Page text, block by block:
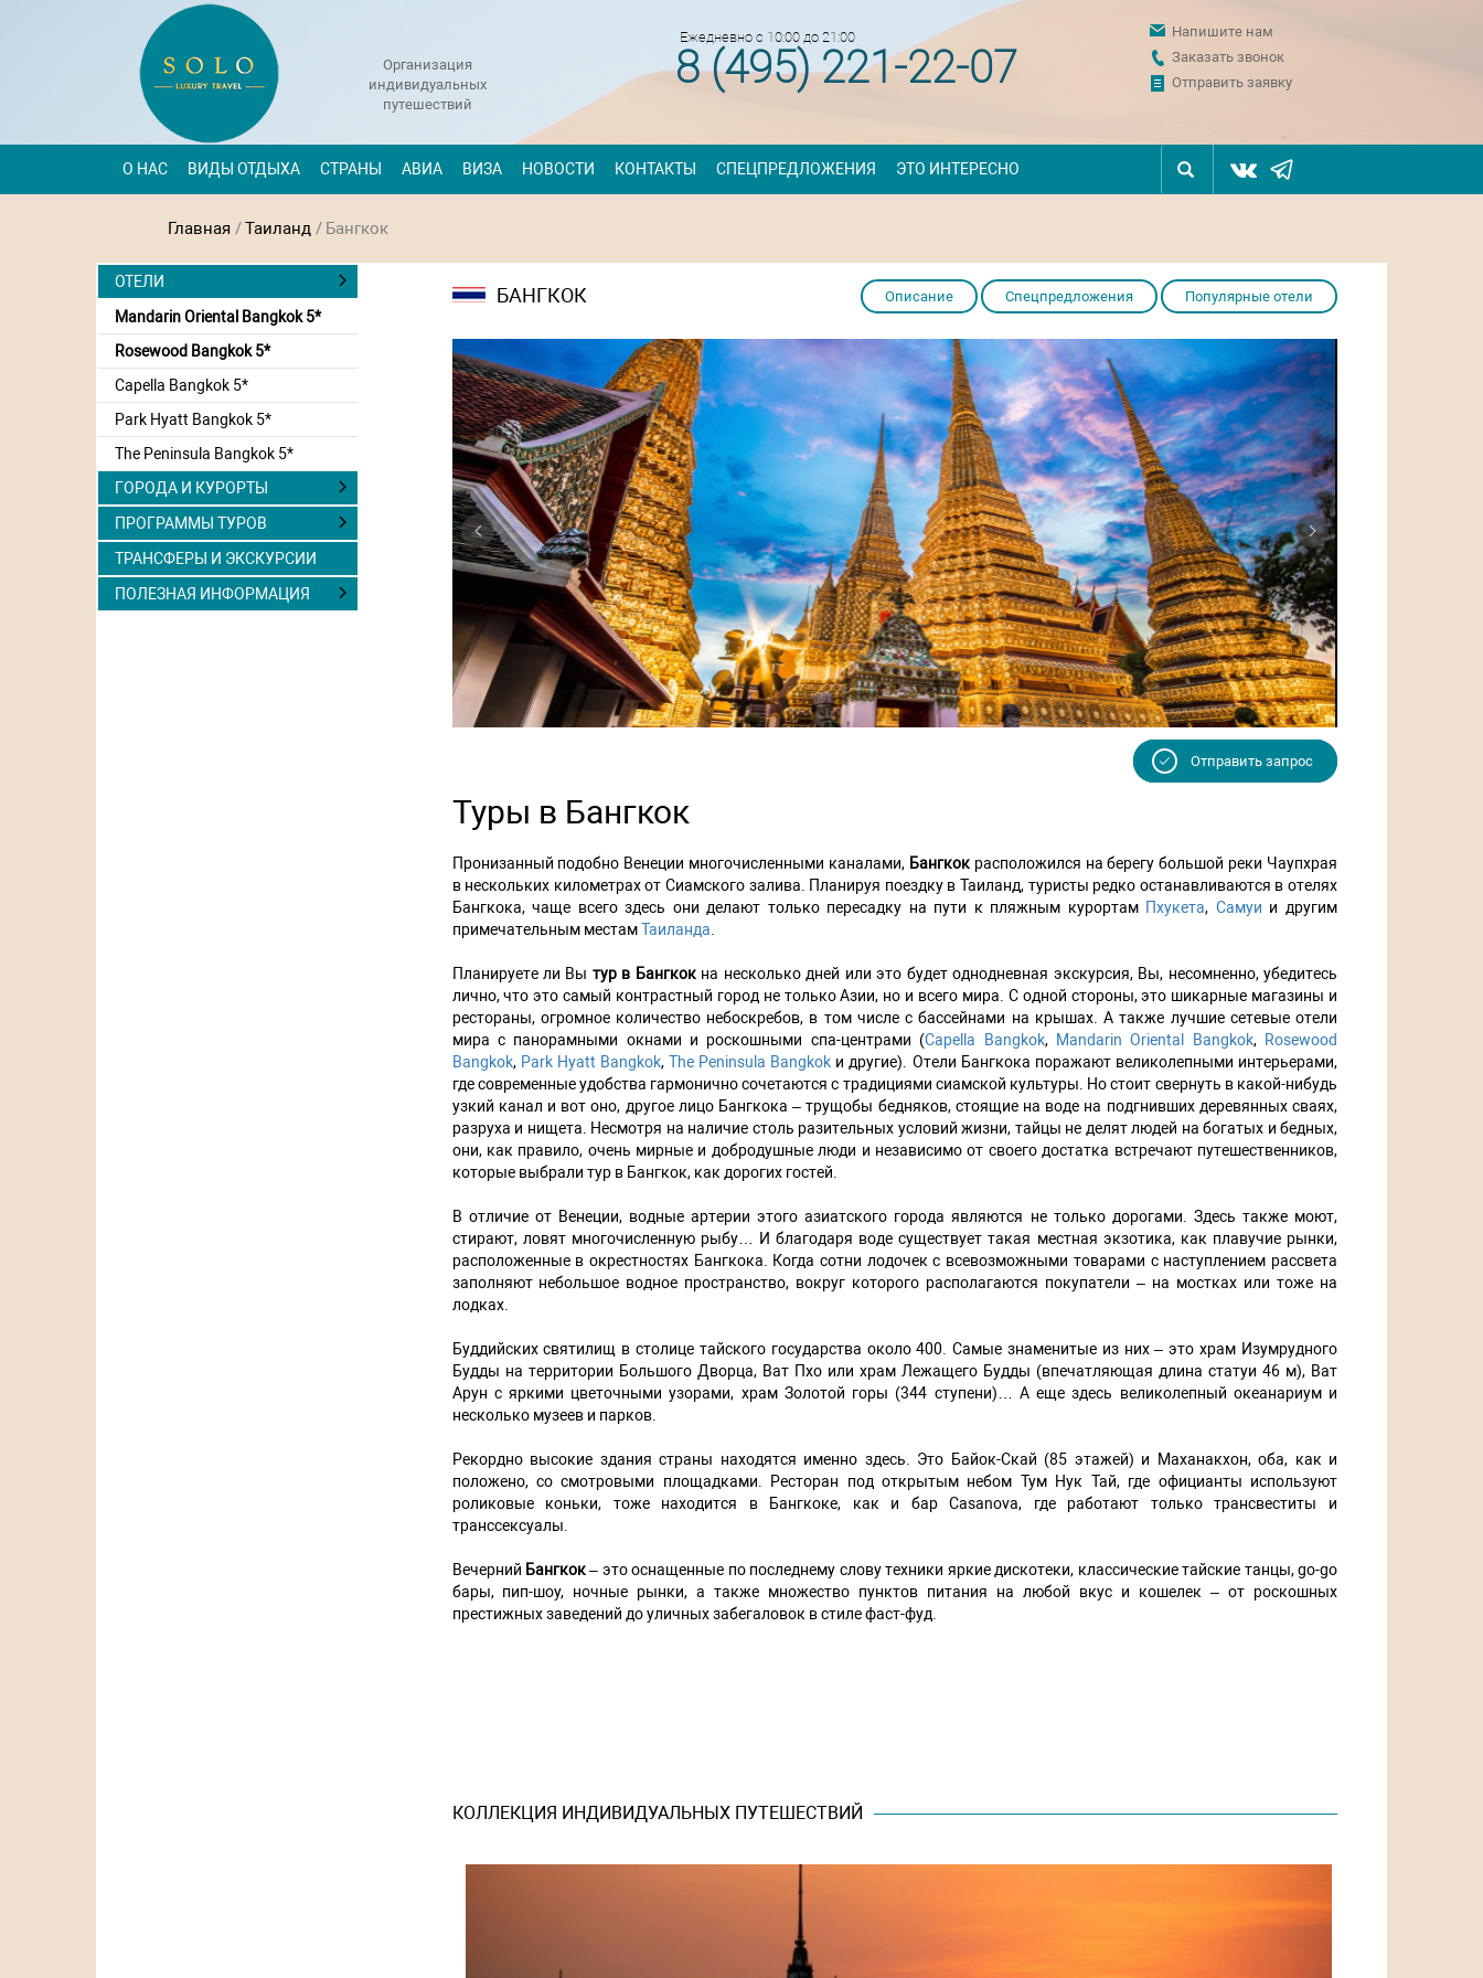
Организация
индивидуальных
путешествий
Ежедневно с 10:00 до 21:00
8 (495) 221-22-07
Напишите нам
Заказать звонок
Отправить заявку
О НАС ВИДЫ ОТДЫХА СТРАНЫ АВИА ВИЗА НОВОСТИ КОНТАКТЫ СПЕЦПРЕДЛОЖЕНИЯ ЭТО ИНТЕРЕСНО
Главная /Таиланд / Бангкок
ОТЕЛИ
Mandarin Oriental Bangkok 5*
Rosewood Bangkok 5*
Capella Bangkok 5*
Park Hyatt Bangkok 5*
The Peninsula Bangkok 5*
ГОРОДА И КУРОРТЫ
ПРОГРАММЫ ТУРОВ
ТРАНСФЕРЫ И ЭКСКУРСИИ
ПОЛЕЗНАЯ ИНФОРМАЦИЯ
БАНГКОК Описание Спецпредложения Популярные отели
Previous Next
Отправить запрос
Туры в Бангкок
Пронизанный подобно Венеции многочисленными каналами, Бангкокрасположился на берегу большой реки Чаупхрая
в нескольких километрах от Сиамского залива. Планируя поездку в Таиланд, туристы редко останавливаются в отелях
Бангкока, чаще всего здесь они делают только пересадку на пути к пляжным курортам Пхукета, Самуи и другим
примечательным местамТаиланда
Планируете ли Вы тур в Бангкокна несколько дней или это будет однодневная экскурсия, Вы, несомненно, убедитесь
лично, что это самый контрастный город не только Азии, но и всего мира. С одной стороны, это шикарные магазины и
рестораны, огромное количество небоскребов, в том числе с бассейнами на крышах. А также лучшие сетевые отели
мира с панорамными окнами и роскошными спа-центрами (Capella Bangkok, Mandarin Oriental Bangkok, Rosewood
Bangkok, Park Hyatt Bangkok, The Peninsula Bangkok и другие). Отели Бангкока поражают великолепными интерьерами,
где современные удобства гармонично сочетаются с традициями сиамской культуры. Но стоит свернуть в какой-нибудь
узкий канал и вот оно, другое лицо Бангкока – трущобы бедняков, стоящие на воде на подгнивших деревянных сваях,
разруха и нищета. Несмотря на наличие столь разительных условий жизни, тайцы не делят людей на богатых и бедных,
они, как правило, очень мирные и добродушные люди и независимо от своего достатка встречают путешественников,
которые выбрали тур в Бангкок, как дорогих гостей.
В отличие от Венеции, водные артерии этого азиатского города являются не только дорогами. Здесь также моют,
стирают, ловят многочисленную рыбу… И благодаря воде существует такая местная экзотика, как плавучие рынки,
расположенные в окрестностях Бангкока. Когда сотни лодочек с всевозможными товарами с наступлением рассвета
заполняют небольшое водное пространство, вокруг которого располагаются покупатели – на мостках или тоже на
лодках.
Буддийских святилищ в столице тайского государства около 400. Самые знаменитые из них – это храм Изумрудного
Будды на территории Большого Дворца, Ват Пхо или храм Лежащего Будды (впечатляющая длина статуи 46 м), Ват
Арун с яркими цветочными узорами, храм Золотой горы (344 ступени)… А еще здесь великолепный океанариум и
несколько музеев и парков.
Рекордно высокие здания страны находятся именно здесь. Это Байок-Скай (85 этажей) и Маханакхон, оба, как и
положено, со смотровыми площадками. Ресторан под открытым небом Тум Нук Тай, где официанты используют
роликовые коньки, тоже находится в Бангкоке, как и бар Casanova, где работают только трансвеститы и
транссексуалы.
Вечерний Бангкок– это оснащенные по последнему слову техники яркие дискотеки, классические тайские танцы, go-go
бары, пип-шоу, ночные рынки, а также множество пунктов питания на любой вкус и кошелек – от роскошных
престижных заведений до уличных забегаловок в стиле фаст-фуд.
КОЛЛЕКЦИЯ ИНДИВИДУАЛЬНЫХ ПУТЕШЕСТВИЙ